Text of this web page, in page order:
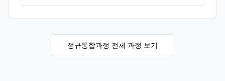
정규통합과정 전체 과정 보기